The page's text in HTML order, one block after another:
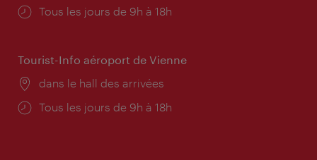
Horaires
Tous les jours de 9h à 18h
Tourist-Info aéroport de Vienne
Lieu:
dans le hall des arrivées
Horaires
Tous les jours de 9h à 18h